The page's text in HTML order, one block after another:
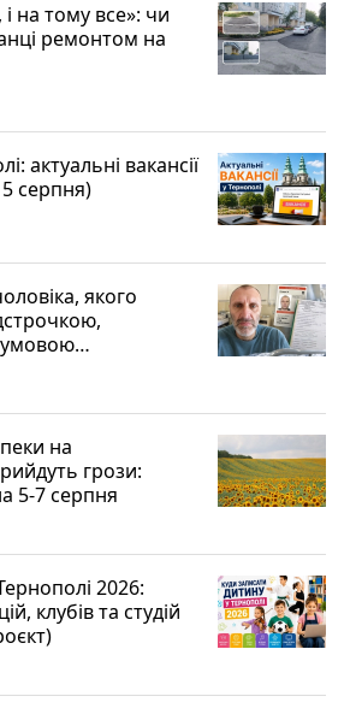
на тому все»: чи
ремонтом на
актуальні вакансії
серпня)
якого
умовою…
на
грози:
5-7 серпня
2026:
клубів та студій